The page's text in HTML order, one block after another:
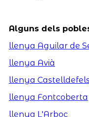
Alguns dels
llenya Aguilar de
llenya Avià
llenya Castelldefels
llenya Fontcoberta
llenya L'Arboç